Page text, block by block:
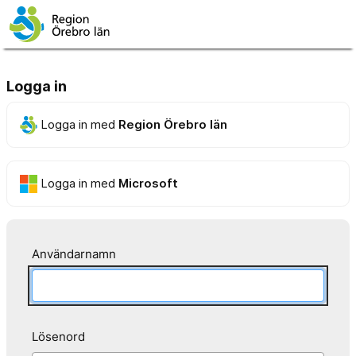
Logga in
Logga in med Region Örebro län
Logga in med Microsoft
Användarnamn
Lösenord